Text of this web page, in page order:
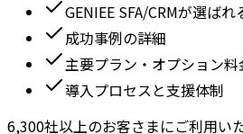
GENIEE SFA/CRMが選ば
成功事例の詳細
主要プラン・オプション料
導入プロセスと支援体制
6,300社以上のお客さまにご利用い